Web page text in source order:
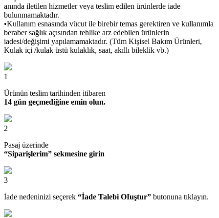
anında iletilen hizmetler veya teslim edilen ürünlerde iade
bulunmamaktadır.
•Kullanım esnasında vücut ile birebir temas gerektiren ve kullanımla
beraber sağlık açısından tehlike arz edebilen ürünlerin
iadesi/değişimi yapılamamaktadır. (Tüm Kişisel Bakım Ürünleri,
Kulak içi /kulak üstü kulaklık, saat, akıllı bileklik vb.)
1
Ürünün teslim tarihinden itibaren
14 gün geçmediğine emin olun.
2
Pasaj üzerinde
“Siparişlerim” sekmesine girin
3
İade nedeninizi seçerek “İade Talebi OIuştur” butonuna tıklayın.